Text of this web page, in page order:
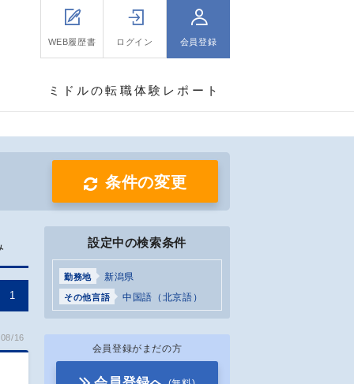
WEB履歴書 ログイン 会員登録
ミドルの転職体験レポート
条件の変更
1
16
設定中の検索条件
勤務地 新潟県
その他言語 中国語（北京語）
会員登録がまだの方